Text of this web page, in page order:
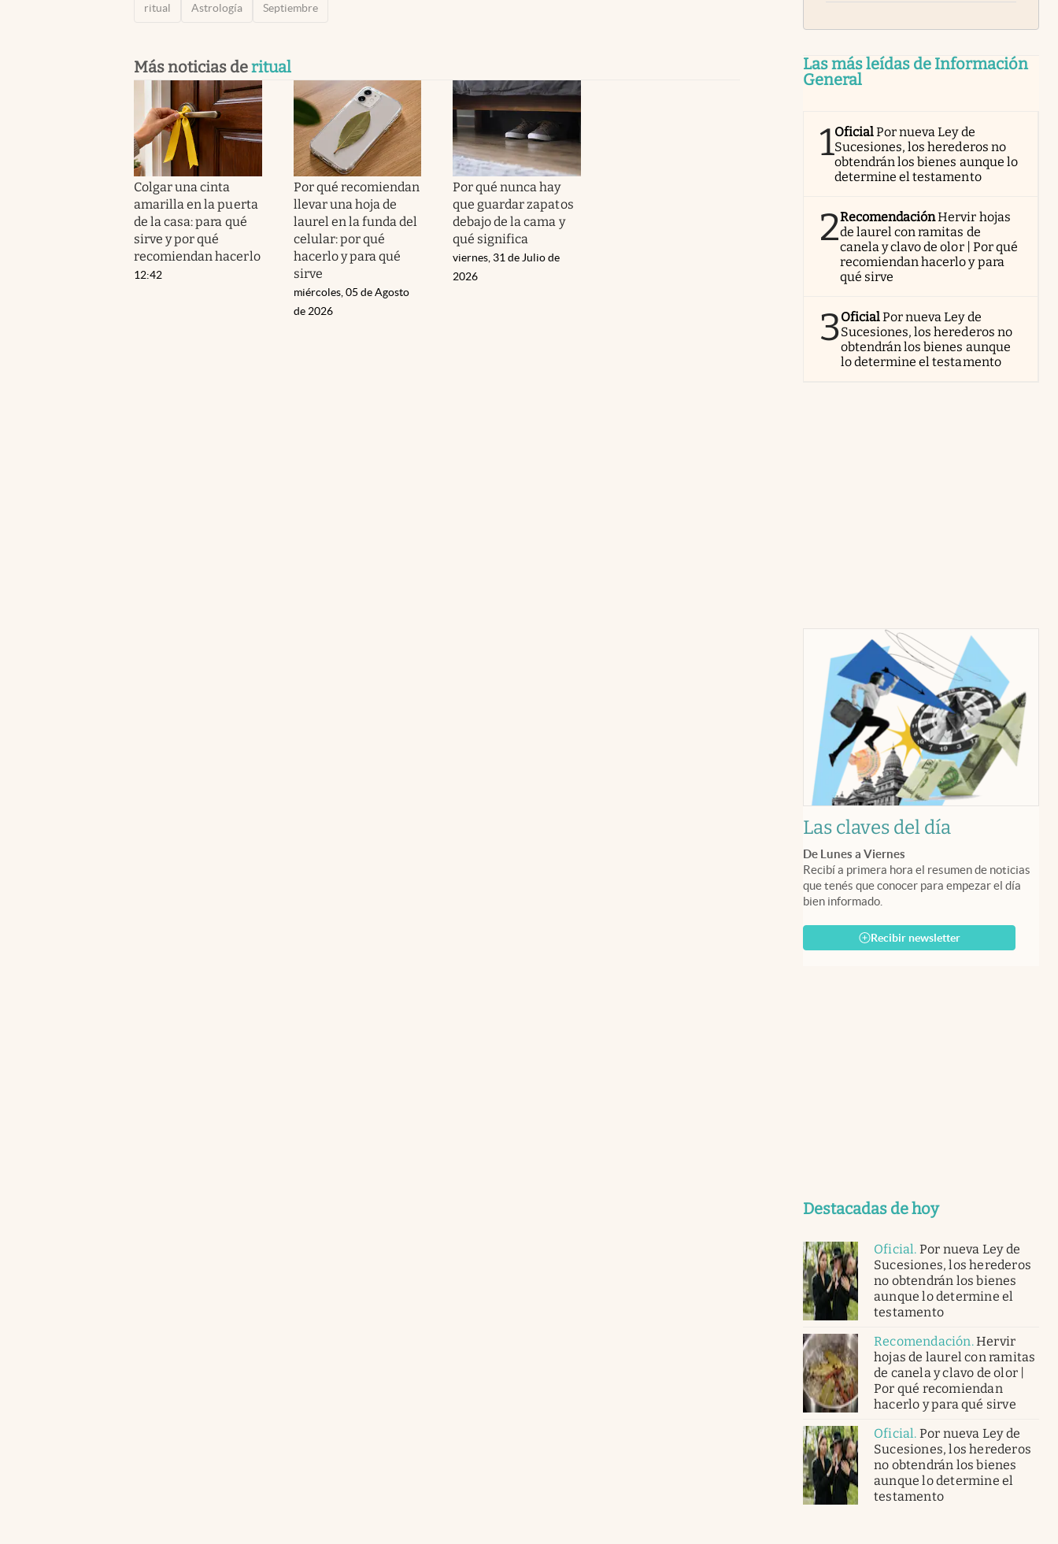
ritual Astrología Septiembre
Más noticias deritual
Colgar una cinta
amarilla en la puerta
de la casa: para qué
sirve y por qué
recomiendan hacerlo
12:42
Por qué recomiendan
llevar una hoja de
laurel en la funda del
celular: por qué
hacerlo y para qué
sirve
miércoles, 05 de Agosto
de 2026
Por qué nunca hay
que guardar zapatos
debajo de la cama y
qué significa
viernes, 31 de Julio de
2026
Las más leídas de Información
General
1OficialPor nueva Ley de
Sucesiones, los herederos no
obtendrán los bienes aunque lo
determine el testamento
2RecomendaciónHervir hojas
de laurel con ramitas de
canela y clavo de olor | Por qué
recomiendan hacerlo y para
qué sirve
3OficialPor nueva Ley de
Sucesiones, los herederos no
obtendrán los bienes aunque
lo determine el testamento
Las claves del día
De Lunes a Viernes
Recibí a primera hora el resumen de noticias
que tenés que conocer para empezar el día
bien informado.
Recibir newsletter
Destacadas de hoy
Oficial. Por nueva Ley de
Sucesiones, los herederos
no obtendrán los bienes
aunque lo determine el
testamento
Recomendación.Hervir
hojas de laurel con ramitas
de canela y clavo de olor |
Por qué recomiendan
hacerlo y para qué sirve
Oficial. Por nueva Ley de
Sucesiones, los herederos
no obtendrán los bienes
aunque lo determine el
testamento